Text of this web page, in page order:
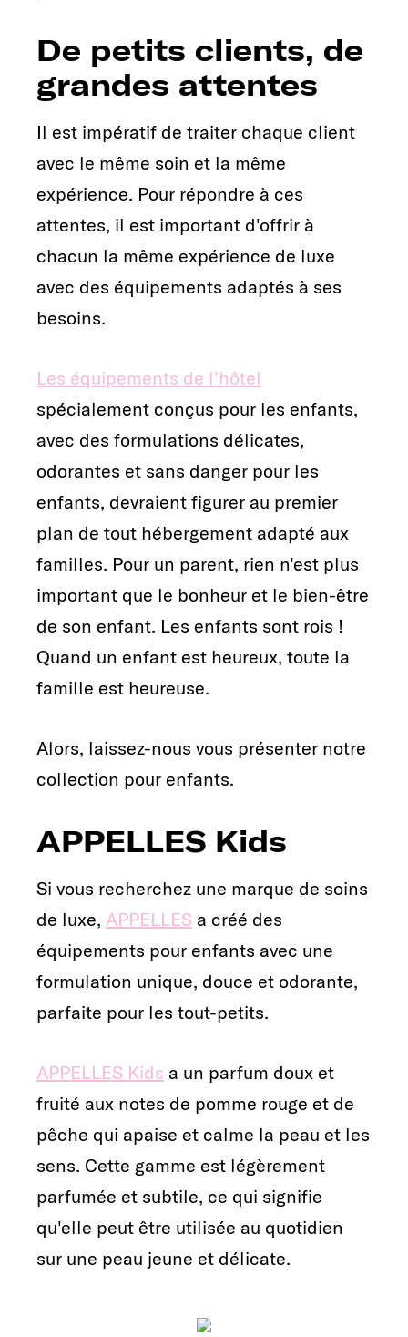
De petits clients, de
grandes attentes
Il est impératif de traiter chaque client
avec le même soin et la même
expérience. Pour répondre à ces
attentes, il est important d'offrir à
chacun la même expérience de luxe
avec des équipements adaptés à ses
besoins.
Les équipements de l'hôtel
spécialement conçus pour les enfants,
avec des formulations délicates,
odorantes et sans danger pour les
enfants, devraient figurer au premier
plan de tout hébergement adapté aux
familles. Pour un parent, rien n'est plus
important que le bonheur et le bien-être
de son enfant. Les enfants sont rois !
Quand un enfant est heureux, toute la
famille est heureuse.
Alors, laissez-nous vous présenter notre
collection pour enfants.
APPELLES Kids
Si vous recherchez une marque de soins
de luxe, APPELLES a créé des
équipements pour enfants avec une
formulation unique, douce et odorante,
parfaite pour les tout-petits.
APPELLES Kids a un parfum doux et
fruité aux notes de pomme rouge et de
pêche qui apaise et calme la peau et les
sens. Cette gamme est légèrement
parfumée et subtile, ce qui signifie
qu'elle peut être utilisée au quotidien
sur une peau jeune et délicate.